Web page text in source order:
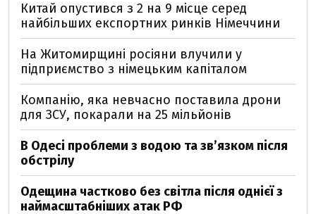
Китай опустився з 2 на 9 місце серед
найбільших експортних ринків Німеччини
На Житомирщині росіяни влучили у
підприємство з німецьким капіталом
Компанію, яка невчасно поставила дрони
для ЗСУ, покарали на 25 мільйонів
В Одесі проблеми з водою та звʼязком після
обстрілу
Одещина частково без світла після однієї з
наймасштабніших атак РФ